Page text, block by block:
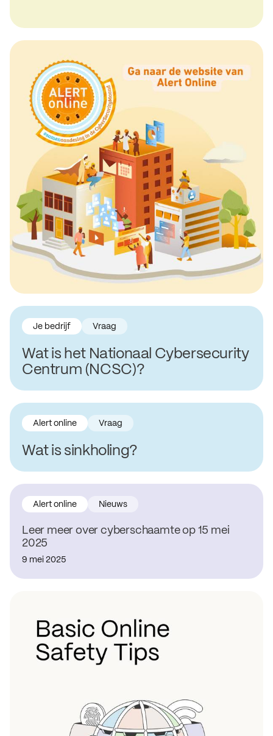
Wat is het Nationaal Cybersecurity
Centrum (NCSC)?
Je bedrijf Vraag
Wat is sinkholing?
Alert online Vraag
Leer meer over cyberschaamte op 15 mei
2025
Alert online Nieuws
9 mei 2025